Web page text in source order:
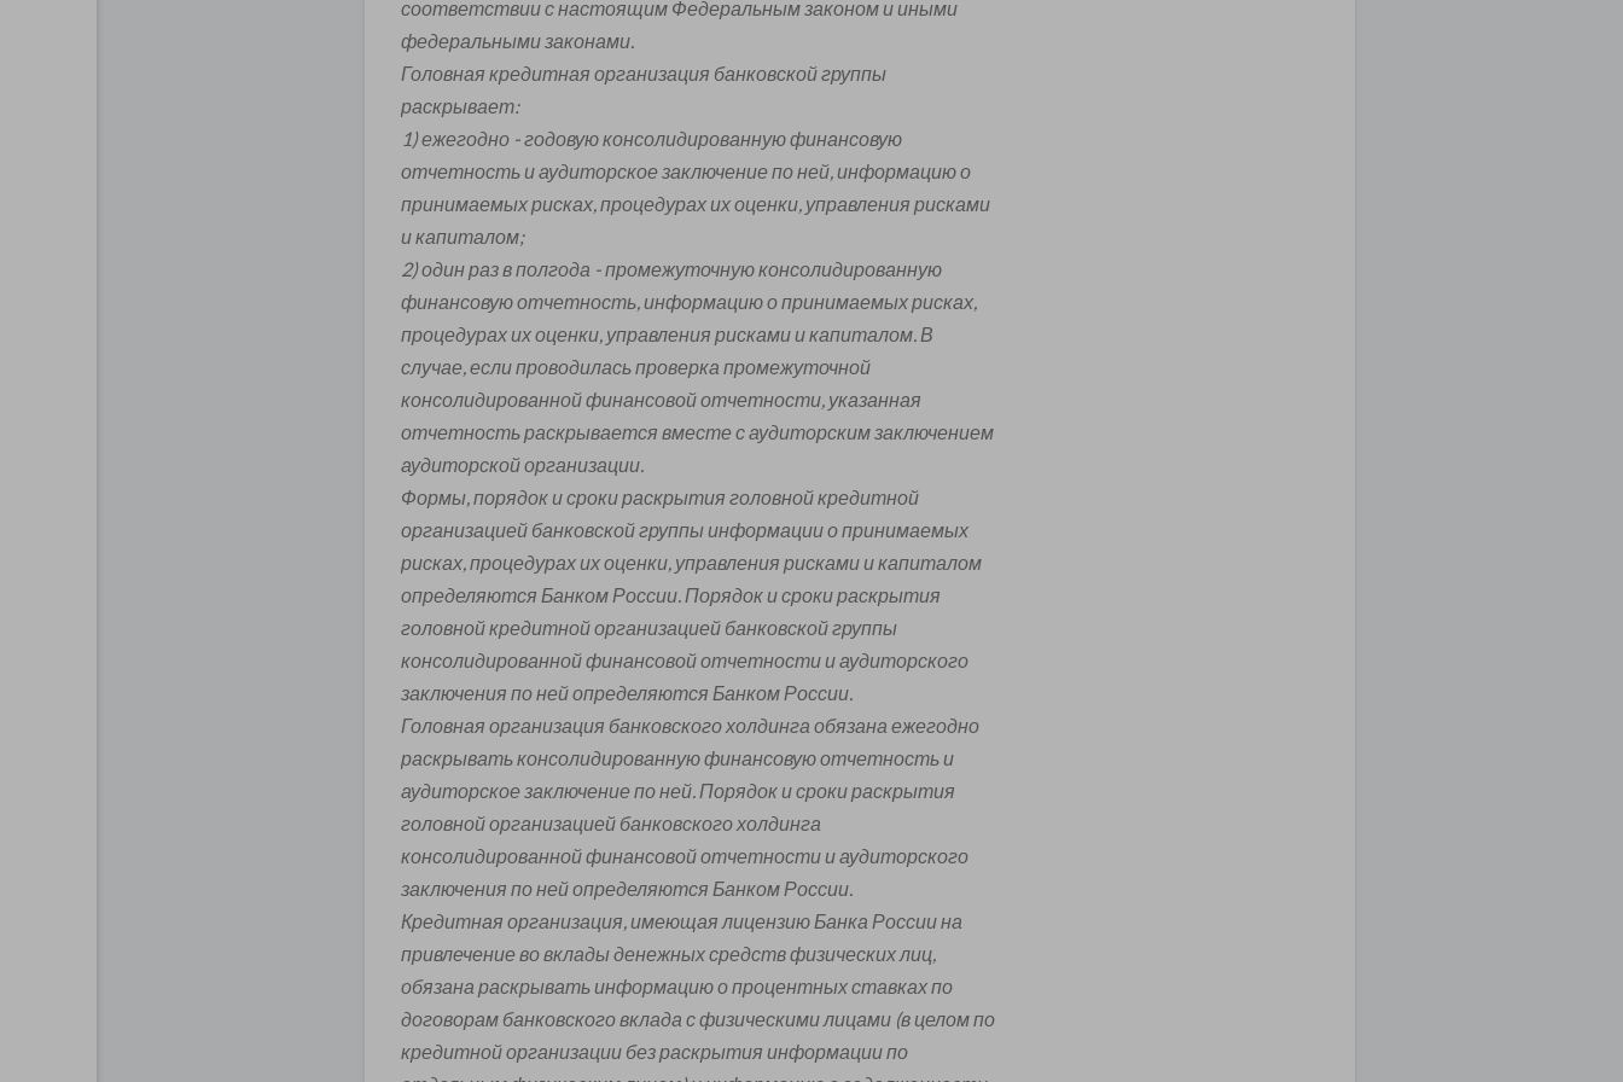
соответствии с настоящим Федеральным законом и иными
федеральными законами.
Головная кредитная организация банковской группы
раскрывает:
1) ежегодно - годовую консолидированную финансовую
отчетность и аудиторское заключение по ней, информацию о
принимаемых рисках, процедурах их оценки, управления рисками
и капиталом;
2) один раз в полгода - промежуточную консолидированную
финансовую отчетность, информацию о принимаемых рисках,
процедурах их оценки, управления рисками и капиталом. В
случае, если проводилась проверка промежуточной
консолидированной финансовой отчетности, указанная
отчетность раскрывается вместе с аудиторским заключением
аудиторской организации.
Формы, порядок и сроки раскрытия головной кредитной
организацией банковской группы информации о принимаемых
рисках, процедурах их оценки, управления рисками и капиталом
определяются Банком России. Порядок и сроки раскрытия
головной кредитной организацией банковской группы
консолидированной финансовой отчетности и аудиторского
заключения по ней определяются Банком России.
Головная организация банковского холдинга обязана ежегодно
раскрывать консолидированную финансовую отчетность и
аудиторское заключение по ней. Порядок и сроки раскрытия
головной организацией банковского холдинга
консолидированной финансовой отчетности и аудиторского
заключения по ней определяются Банком России.
Кредитная организация, имеющая лицензию Банка России на
привлечение во вклады денежных средств физических лиц,
обязана раскрывать информацию о процентных ставках по
договорам банковского вклада с физическими лицами (в целом по
кредитной организации без раскрытия информации по